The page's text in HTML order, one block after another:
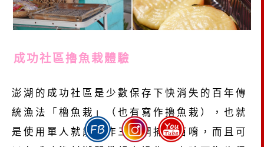
成功社區擼魚栽體驗
澎湖的成功社區是少數保存下快消失的百年傳
統漁法「櫓魚栽」（也有寫作擼魚栽），也就
是使用單人就能操作三角網捕魚苗唷，而且可